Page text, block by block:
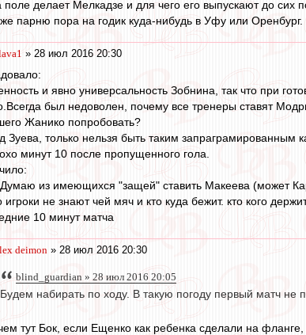
поле делает Мелкадзе и для чего его выпускают до сих
парню пора на годик куда-нибудь в Уфу или Оренбург.
» 28 июл 2016 20:30
и явно универсальность Зобнина, так что при
был недоволен, почему все тренеры ставят
Жанико попробовать?
Зуева, только нельзя быть таким запраграмированным
минут 10 после пропущенного гола.
Думаю из имеющихся "защей" ставить Макеева (может
игроки не знают чей мяч и кто куда бежит. кто кого
10 минут матча
deimon » 28 июл 2016 20:30
blind_guardian » 28 июл 2016 20:05
Будем набирать по ходу. В такую погоду первый матч не
тут Бок, если Ещенко как ребенка сделали на